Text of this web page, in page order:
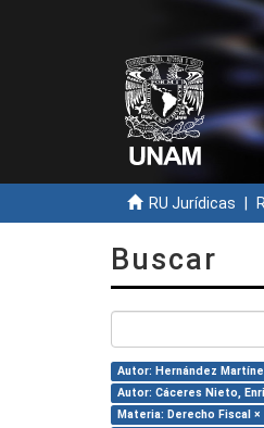
RU Jurídicas
Buscar
Autor: Hernández
Autor: Cáceres Nieto,
Materia: Derecho Fiscal ×